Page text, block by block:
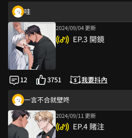
超香😍😍
真香啊😍好看
好好看
哇
好好看啊啊啊
經紀人感覺很沒用阿 會扯後腿的那種
太帥了！
2024/09/04 更新
EP.3 開鏡
12 3751 我要抖內
一言不合就壁咚
問話就問話 靠這麼近幹嘛😍
2024/09/11 更新
EP.4 賭注